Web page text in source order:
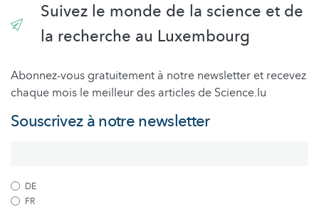
Suivez le monde de la science et de
la recherche au Luxembourg
Abonnez-vous gratuitement à notre newsletter et recevez
chaque mois le meilleur des articles de Science.lu
Souscrivez à notre newsletter
DE
FR